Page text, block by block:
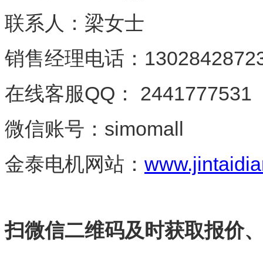
联系人：梁女士
销售经理电话：
在线客服QQ ： 2441777531
微信账号： simomall
金泰电机网站：
扫微信二维码及时获取报价